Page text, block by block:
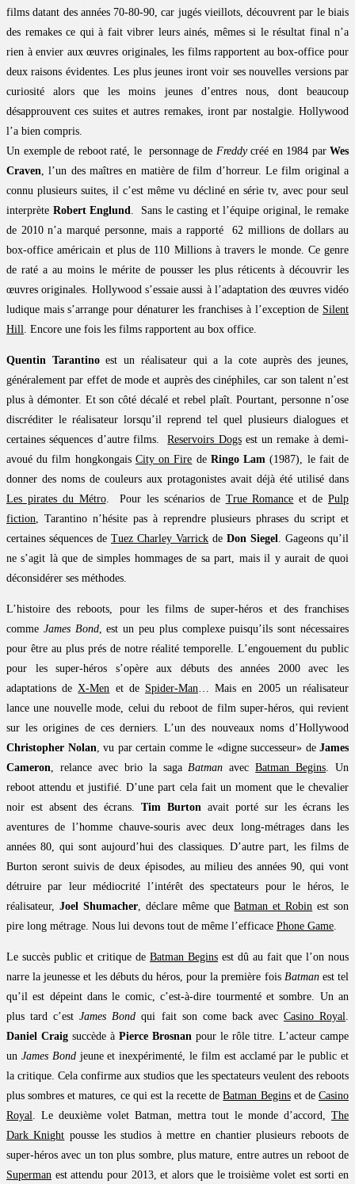
films datant des années 70-80-90, car jugés vieillots, découvrent par le biais
des remakes ce qui à fait vibrer leurs ainés, mêmes si le résultat final n’a
rien à envier aux œuvres originales, les films rapportent au box-office pour
deux raisons évidentes. Les plus jeunes iront voir ses nouvelles versions par
curiosité alors que les moins jeunes d’entres nous, dont beaucoup
désapprouvent ces suites et autres remakes, iront par nostalgie. Hollywood
l’a bien compris.
Un exemple de reboot raté, le personnage de Freddycréé en 1984 par Wes
Craven, l’un des maîtres en matière de film d’horreur. Le film original a
connu plusieurs suites, il c’est même vu décliné en série tv, avec pour seul
interprète Robert Englund. Sans le casting et l’équipe original, le remake
de 2010 n’a marqué personne, mais a rapporté 62 millions de dollars au
box-office américain et plus de 110 Millions à travers le monde. Ce genre
de raté a au moins le mérite de pousser les plus réticents à découvrir les
œuvres originales. Hollywood s’essaie aussi à l’adaptation des œuvres vidéo
ludique mais s’arrange pour dénaturer les franchises à l’exception de Silent
Hill. Encore une fois les films rapportent au box office.
Quentin Tarantinoest un réalisateur qui a la cote auprès des jeunes,
généralement par effet de mode et auprès des cinéphiles, car son talent n’est
plus à démonter. Et son côté décalé et rebel plaît. Pourtant, personne n’ose
discréditer le réalisateur lorsqu’il reprend tel quel plusieurs dialogues et
certaines séquences d’autre films.Reservoirs Dogsest un remake à demi-
avoué du film hongkongais City on Fire de Ringo Lam (1987), le fait de
donner des noms de couleurs aux protagonistes avait déjà été utilisé dans
Les pirates du Métro. Pour les scénarios de True Romance et dePulp
fiction, Tarantino n’hésite pas à reprendre plusieurs phrases du script et
certaines séquences de Tuez Charley Varrick de Don Siegel. Gageons qu’il
ne s’agit là que de simples hommages de sa part, mais il y aurait de quoi
déconsidérer ses méthodes.
L’histoire des reboots, pour les films de super-héros et des franchises
comme James Bond, est un peu plus complexe puisqu’ils sont nécessaires
pour être au plus prés de notre réalité temporelle. L’engouement du public
pour les super-héros s’opère aux débuts des années 2000 avec les
adaptations deX-Men et de Spider-Man… Mais en 2005 un réalisateur
lance une nouvelle mode, celui du reboot de film super-héros, qui revient
sur les origines de ces derniers. L’un des nouveaux noms d’Hollywood
Christopher Nolan, vu par certain comme le «digne successeur» de James
Cameron, relance avec brio la sagaBatman avecBatman Begins. Un
reboot attendu et justifié. D’une part cela fait un moment que le chevalier
noir est absent des écrans. Tim Burton avait porté sur les écrans les
aventures de l’homme chauve-souris avec deux long-métrages dans les
années 80, qui sont aujourd’hui des classiques. D’autre part, les films de
Burton seront suivis de deux épisodes, au milieu des années 90, qui vont
détruire par leur médiocrité l’intérêt des spectateurs pour le héros, le
réalisateur, Joel Shumacher, déclare même queBatman et Robin est son
pire long métrage. Nous lui devons tout de même l’efficace Phone Game.
Le succès public et critique de Batman Begins est dû au fait que l’on nous
narre la jeunesse et les débuts du héros, pour la première fois Batmanest tel
qu’il est dépeint dans le comic, c’est-à-dire tourmenté et sombre. Un an
plus tard c’estJames Bond qui fait son come back avec Casino Royal.
Daniel Craig succède à Pierce Brosnan pour le rôle titre. L’acteur campe
un James Bondjeune et inexpérimenté, le film est acclamé par le public et
la critique. Cela confirme aux studios que les spectateurs veulent des reboots
plus sombres et matures, ce qui est la recette deBatman Beginset deCasino
Royal. Le deuxième volet Batman, mettra tout le monde d’accord, The
Dark Knight pousse les studios à mettre en chantier plusieurs reboots de
super-héros avec un ton plus sombre, plus mature, entre autres un reboot de
Superman est attendu pour 2013, et alors que le troisième volet est sorti en